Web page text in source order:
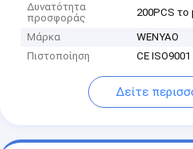
Δυνατότητα
προσφοράς
200PCS το
Μάρκα
WENYAO
Πιστοποίηση
CE ISO9001
Δείτε